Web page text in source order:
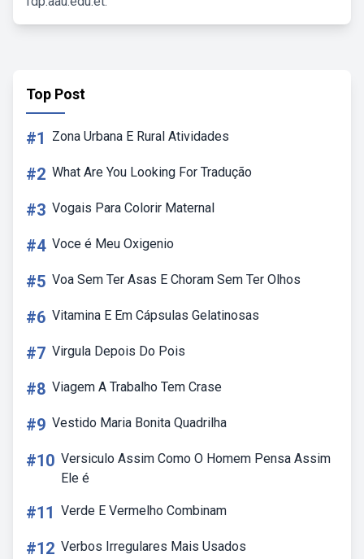
Top Post
#1 Zona Urbana E Rural Atividades
#2 What Are You Looking For Tradução
#3 Vogais Para Colorir Maternal
#4 Voce é Meu Oxigenio
#5 Voa Sem Ter Asas E Choram Sem Ter Olhos
#6 Vitamina E Em Cápsulas Gelatinosas
#7 Virgula Depois Do Pois
#8 Viagem A Trabalho Tem Crase
#9 Vestido Maria Bonita Quadrilha
#10 Versiculo Assim Como O Homem Pensa Assim
Ele é
#11 Verde E Vermelho Combinam
#12 Verbos Irregulares Mais Usados